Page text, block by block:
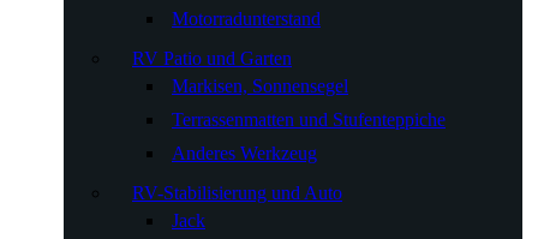
Motorradunterstand
RV Patio und Garten
Markisen, Sonnensegel
Terrassenmatten und Stufenteppiche
Anderes Werkzeug
RV-Stabilisierung und Auto
Jack